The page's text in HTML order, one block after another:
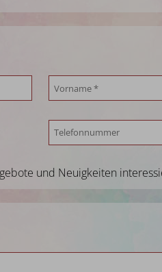
und Neuigkeiten